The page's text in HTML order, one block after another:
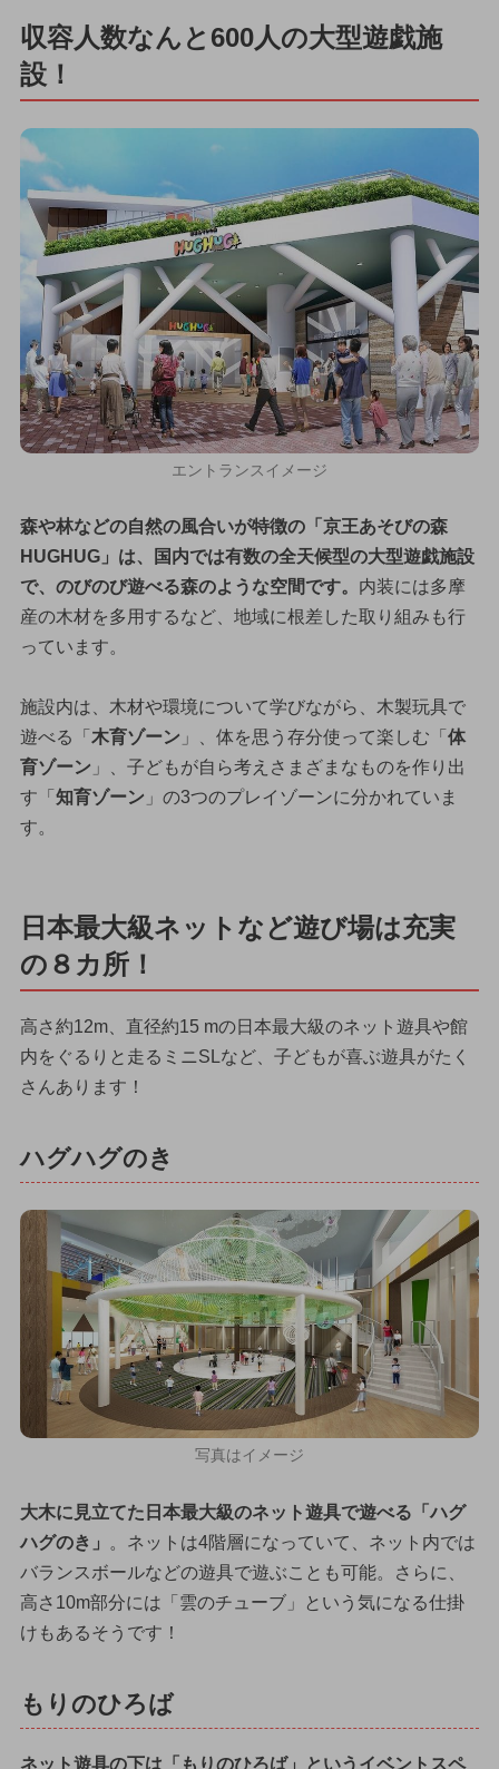
収容人数なんと600人の大型遊戯施
設！
エントランスイメージ
森や林などの自然の風合いが特徴の「京王あそびの森
HUGHUG」は、国内では有数の全天候型の大型遊戯施設
で、のびのび遊べる森のような空間です。 内装には多摩
産の木材を多用するなど、地域に根差した取り組みも行
っています。
施設内は、木材や環境について学びながら、木製玩具で
遊べる「 木育ゾーン 」、体を思う存分使って楽しむ「 体
育ゾーン 」、子どもが自ら考えさまざまなものを作り出
す「 知育ゾーン 」の3つのプレイゾーンに分かれていま
す。
日本最大級ネットなど遊び場は充実
の８カ所！
高さ約12m、直径約15 mの日本最大級のネット遊具や館
内をぐるりと走るミニSLなど、子どもが喜ぶ遊具がたく
さんあります！
ハグハグのき
写真はイメージ
大木に見立てた日本最大級のネット遊具で遊べる「ハグ
ハグのき」
。ネットは4階層になっていて、ネット内では
バランスボールなどの遊具で遊ぶことも可能。さらに、
高さ10m部分には「雲のチューブ」という気になる仕掛
けもあるそうです！
もりのひろば
ネット遊具の下は「もりのひろば」というイベントスペ